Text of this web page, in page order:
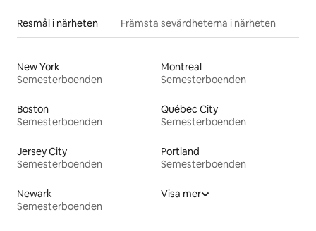
Resmål i närheten Främsta sevärdheterna i närheten
New York
Semesterboenden
Montreal
Semesterboenden
Boston
Semesterboenden
Québec City
Semesterboenden
Jersey City
Semesterboenden
Portland
Semesterboenden
Newark
Semesterboenden
Visa mer